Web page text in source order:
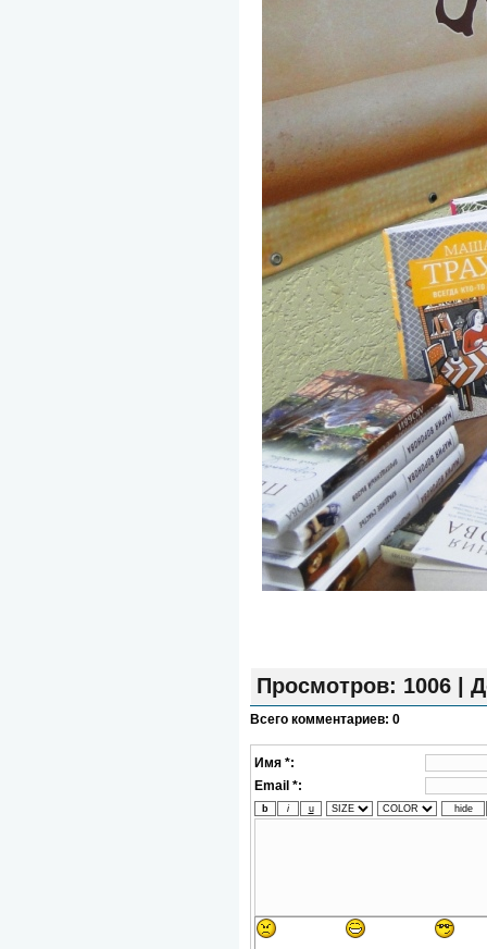
Просмотров: 1006 |
Всего комментариев: 0
Имя *:
Email *: